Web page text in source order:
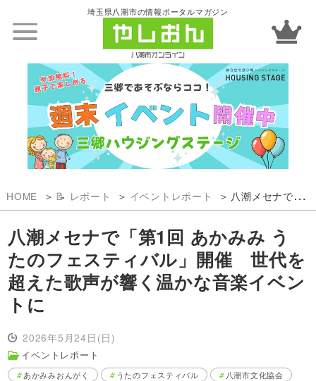
埼玉県八潮市の情報ポータルマガジン
HOME 📝 レポート イベントレポート 八潮メセナで「第1回 あかみみ うたのフェスティバル」開催 世代を超えた歌声が響く温かな音楽イベントに
八潮メセナで「第1回 あかみみ う
たのフェスティバル」開催 世代を
超えた歌声が響く温かな音楽イベン
トに
2026年5月24日(日)
イベントレポート
あかみみおんがく うたのフェスティバル 八潮市文化協会